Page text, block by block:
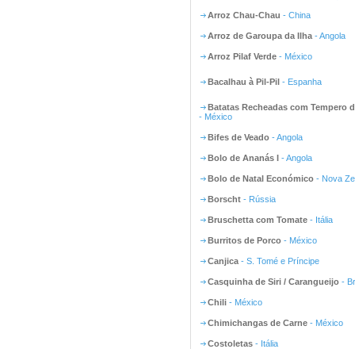
Arroz Chau-Chau - China
Arroz de Garoupa da Ilha - Angola
Arroz Pilaf Verde - México
Bacalhau à Pil-Pil - Espanha
Batatas Recheadas com Tempero
- México
Bifes de Veado - Angola
Bolo de Ananás I - Angola
Bolo de Natal Económico - Nova
Borscht - Rússia
Bruschetta com Tomate - Itália
Burritos de Porco - México
Canjica - S. Tomé e Príncipe
Casquinha de Siri / Carangueijo -
Chili - México
Chimichangas de Carne - México
Costoletas - Itália